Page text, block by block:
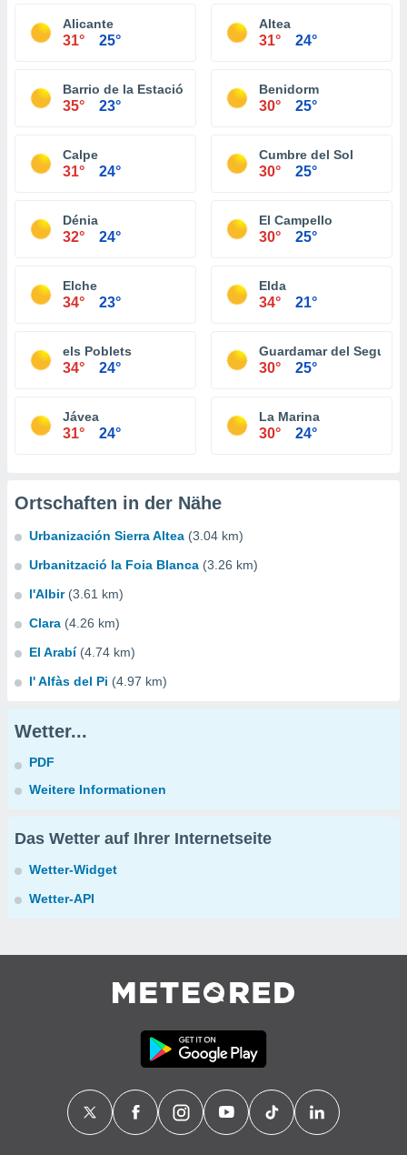
Alicante
31° 25°
Altea
31° 24°
Barrio de la Estación de Crevillente
35° 23°
Benidorm
30° 25°
Calpe
31° 24°
Cumbre del Sol
30° 25°
Dénia
32° 24°
El Campello
30° 25°
Elche
34° 23°
Elda
34° 21°
els Poblets
34° 24°
Guardamar del Segura
30° 25°
Jávea
31° 24°
La Marina
30° 24°
Ortschaften in der Nähe
Urbanización Sierra Altea (3.04 km)
Urbanització la Foia Blanca (3.26 km)
l'Albir (3.61 km)
Clara (4.26 km)
El Arabí (4.74 km)
l' Alfàs del Pi (4.97 km)
Wetter...
PDF
Weitere Informationen
Das Wetter auf Ihrer Internetseite
Wetter-Widget
Wetter-API